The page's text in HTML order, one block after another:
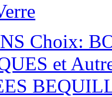
Choix:
et